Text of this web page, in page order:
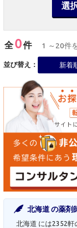
選
全0件 1 ～20件
並び替え： 新着
北海道 の薬剤
北海道 には2352軒